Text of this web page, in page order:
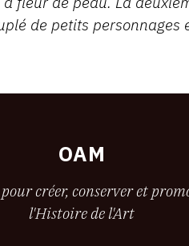
de petits personnages
OAM
créer, conserver et
l'Histoire de l'Art